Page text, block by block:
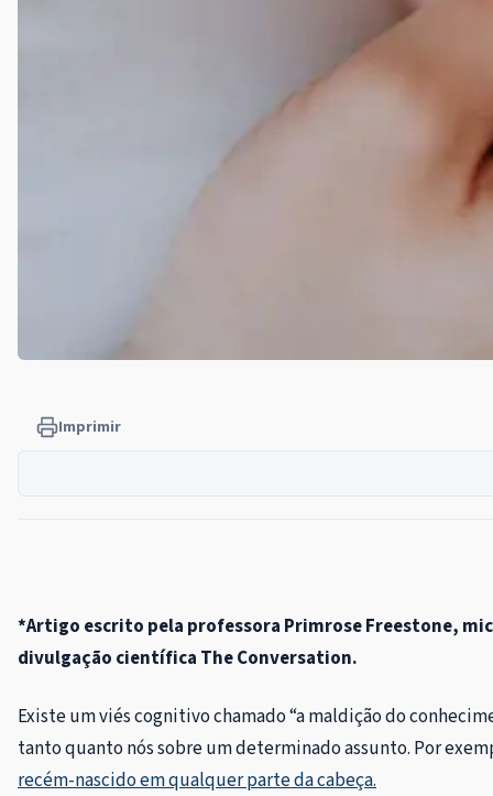
Imprimir
*Artigo escrito pela professora Primrose Freestone,
divulgação científica The Conversation.
Existe um viés cognitivo chamado “a maldição do
tanto quanto nós sobre um determinado assunto. Por
recém-nascido em qualquer parte da cabeça.